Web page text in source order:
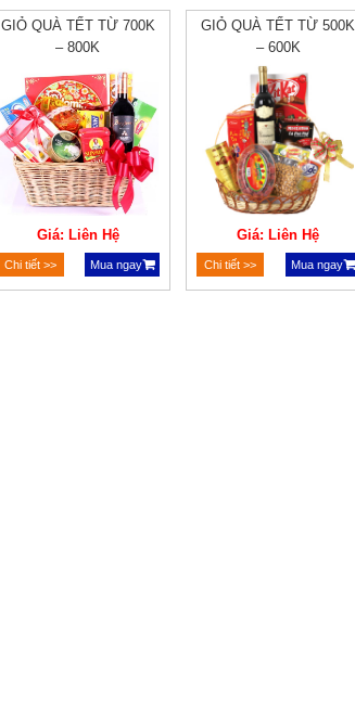
GIỎ QUÀ TẾT TỪ 700K
– 800K
Giá: Liên Hệ
Chi tiết >> Mua ngay
GIỎ QUÀ TẾT TỪ 500K
– 600K
Giá: Liên Hệ
Chi tiết >> Mua ngay